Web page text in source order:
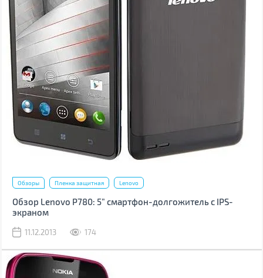
Обзоры Пленка защитная Lenovo
Обзор Lenovo P780: 5” смартфон-долгожитель с IPS-
экраном
11.12.2013 174